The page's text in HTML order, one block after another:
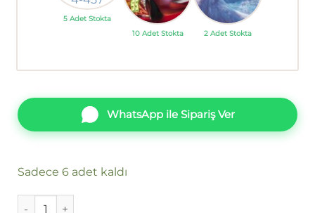
5 Adet Stokta
10 Adet Stokta 2 Adet Stokta
WhatsApp ile Sipariş Ver
Sadece 6 adet kaldı
Komar Poster 44 4-447 adet